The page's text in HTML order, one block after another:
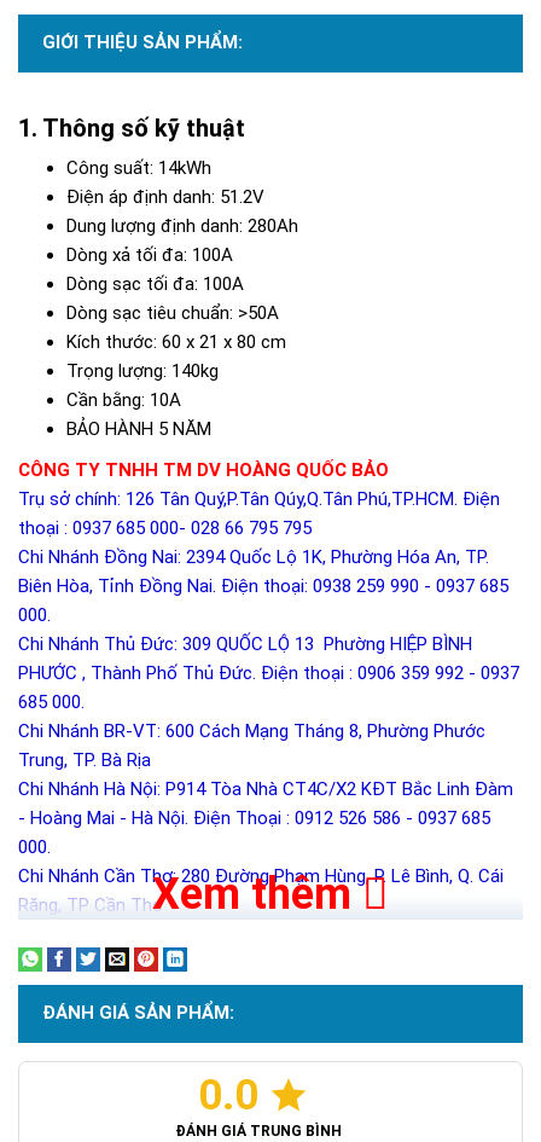
GIỚI THIỆU SẢN PHẨM:
Thông số kỹ thuật
Công suất: 14kWh
Điện áp định danh: 51.2V
Dung lượng định danh: 280Ah
Dòng xả tối đa: 100A
Dòng sạc tối đa: 100A
Dòng sạc tiêu chuẩn: >50A
Kích thước: 60 x 21 x 80 cm
Trọng lượng: 140kg
Cần bằng: 10A
BẢO HÀNH 5 NĂM
CÔNG TY TNHH TM DV HOÀNG QUỐC BẢO
Trụ sở chính: 126 Tân Quý,P.Tân Qúy,Q.Tân Phú,TP.HCM. Điện
thoại : 0937 685 000- 028 66 795 795
Chi Nhánh Đồng Nai: 2394 Quốc Lộ 1K, Phường Hóa An, TP.
Biên Hòa, Tỉnh Đồng Nai. Điện thoại: 0938 259 990 - 0937 685
000.
Chi Nhánh Thủ Đức: 309 QUỐC LỘ 13 Phường HIỆP BÌNH
PHƯỚC , Thành Phố Thủ Đức. Điện thoại : 0906 359 992 - 0937
685 000.
Chi Nhánh BR-VT: 600 Cách Mạng Tháng 8, Phường Phước
Trung, TP. Bà Rịa
Chi Nhánh Hà Nội: P914 Tòa Nhà CT4C/X2 KĐT Bắc Linh Đàm
- Hoàng Mai - Hà Nội. Điện Thoại : 0912 526 586 - 0937 685
000.
Chi Nhánh Cần Thơ: 280 Đường Phạm Hùng, P. Lê Bình, Q. Cái
Răng, TP Cần ThơXem thêm
ĐÁNH GIÁ SẢN PHẨM:
0.0
ĐÁNH GIÁ TRUNG BÌNH